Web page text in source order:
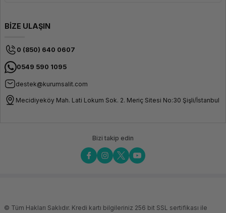
BİZE ULAŞIN
0 (850) 640 0607
0549 590 1095
destek@kurumsalit.com
Mecidiyeköy Mah. Lati Lokum Sok. 2. Meriç Sitesi No:30 Şişli/İstanbul
Bizi takip edin
© Tüm Hakları Saklıdır. Kredi kartı bilgileriniz 256 bit SSL sertifikası ile